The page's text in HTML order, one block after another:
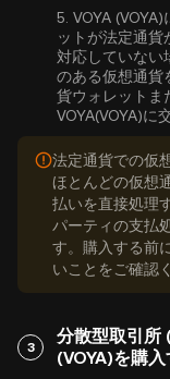
5. VOYA (VOYA)
ットが法定通貨
対応していない
のある仮想通貨
貨ウォレットま
VOYA(VOYA)に
法定通貨での仮
ほとんどの仮想
払いを直接処理
パーティの支払
す。購入する前
いことをご確認
3
分散型取引所
(VOYA)を購入